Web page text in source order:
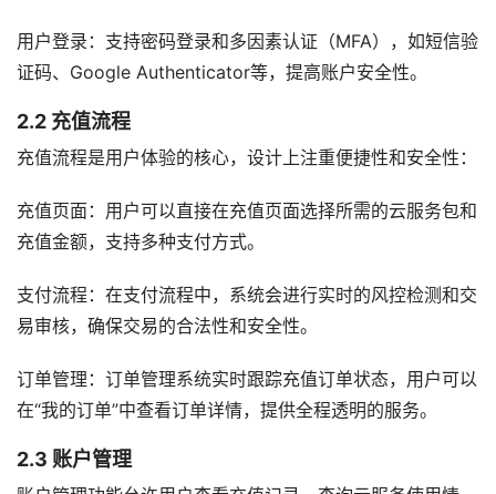
用户登录：支持密码登录和多因素认证（MFA），如短信验
证码、Google Authenticator等，提高账户安全性。
2.2 充值流程
充值流程是用户体验的核心，设计上注重便捷性和安全性：
充值页面：用户可以直接在充值页面选择所需的云服务包和
充值金额，支持多种支付方式。
支付流程：在支付流程中，系统会进行实时的风控检测和交
易审核，确保交易的合法性和安全性。
订单管理：订单管理系统实时跟踪充值订单状态，用户可以
在“我的订单”中查看订单详情，提供全程透明的服务。
2.3 账户管理